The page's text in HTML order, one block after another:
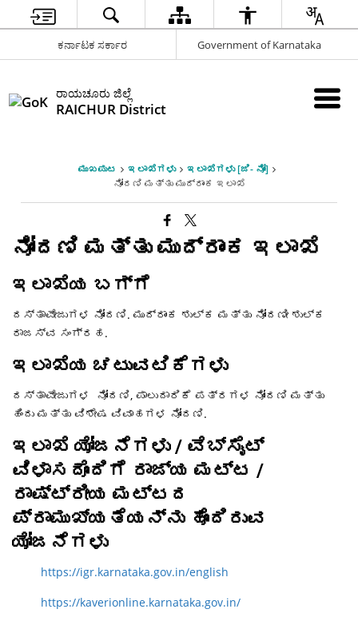
ಕರ್ನಾಟಕ ಸರ್ಕಾರ Government of Karnataka
ರಾಯಚೂರು ಜಿಲ್ಲೆ
RAICHUR District
ಮುಖಪುಟ ಇಲಾಖೆಗಳು
ಇಲಾಖೆಗಳು [ಜಿ- ನೋಂ]
ನೋಂದಣಿ ಮತ್ತು ಮುದ್ರಾಂಕ ಇಲಾಖೆ
ನೋಂದಣಿ ಮತ್ತು ಮುದ್ರಾಂಕ ಇಲಾಖೆ
ಇಲಾಖೆಯ ಬಗ್ಗೆ
ದಸ್ತಾವೇಜುಗಳ ನೋಂದಣಿ. ಮುದ್ರಾಂಕ ಶುಲ್ಕ ಮತ್ತು ನೋಂದಣೀ ಶುಲ್ಕ
ರಾಜಸ್ವ ಸಂಗ್ರಹ.
ಇಲಾಖೆಯ ಚಟುವಟಿಕೆಗಳು
ದಸ್ತಾವೇಜುಗಳ ನೋಂದಣಿ, ಪಾಲುದಾರಿಕೆ ಪತ್ರಗಳ ನೋಂದಣಿ ಮತ್ತು
ಹಿಂದು ಮತ್ತು ವಿಶೇಷ ವಿವಾಹಗಳ ನೋಂದಣಿ.
ಇಲಾಖೆ ಯೋಜನೆಗಳು / ವೆಬ್‌ಸೈಟ್
ವಿಳಾಸದೊಂದಿಗೆ ರಾಜ್ಯ ಮಟ್ಟ /
ರಾಷ್ಟ್ರೀಯ ಮಟ್ಟದ
ಪ್ರಾಮುಖ್ಯತೆಯನ್ನು ಹೊಂದಿರುವ
ಯೋಜನೆಗಳು
https://igr.karnataka.gov.in/english
https://kaverionline.karnataka.gov.in/